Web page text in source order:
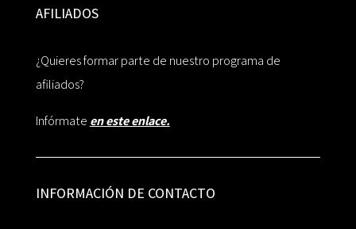
AFILIADOS
¿Quieres formar parte de nuestro programa de
afiliados?
Infórmate en este enlace.
INFORMACIÓN DE CONTACTO